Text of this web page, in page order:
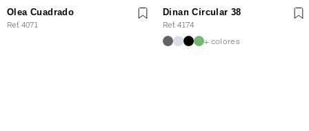
Olea Cuadrado
Ref. 4071
Dinan Circular 38
Ref. 4174
+ colores